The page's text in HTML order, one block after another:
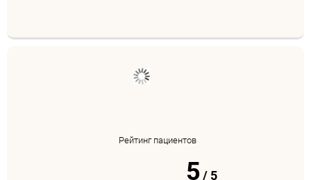
Рейтинг пациентов
5/5